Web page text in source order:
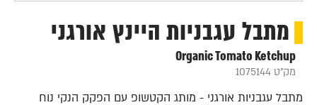
מתבל עגבניות היינץ אורגני
Organic Tomato Ketchup
מק"ט 1075144
מתבל עגבניות אורגני - מותג הקטשופ עם הפקק הנקי נוח